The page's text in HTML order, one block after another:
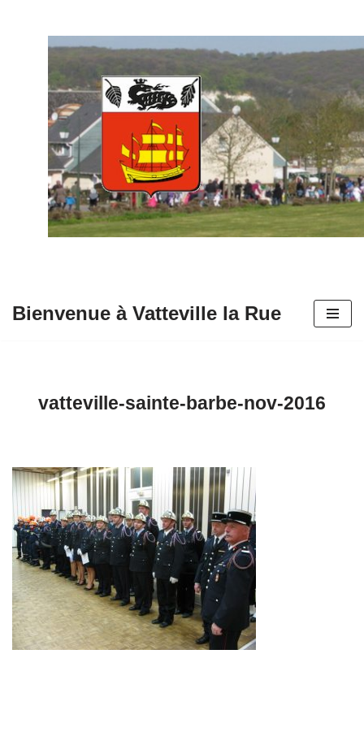
contenu
Bienvenue à Vatteville la Rue
vatteville-sainte-barbe-nov-2016